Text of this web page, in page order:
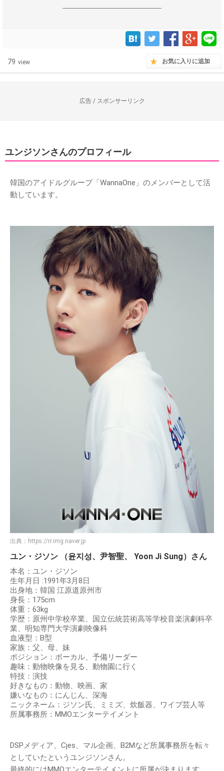
------------------------------------------------------------------
79 view お気に入りに追加
広告 / スポンサーリンク
ユンジソンさんのプロフィール
韓国のアイドルグループ「WannaOne」のメンバーとして活
動しています。
出典： https://rr.img.naver.jp
ユン・ジソン （윤지성、尹智聖、 Yoon Ji Sung）さん
本名：ユン・ジソン
生年月日 :1991年3月8日
出身地：韓国 江原道原州市
身長：175cm
体重：63kg
学歴：原州中学校卒業、国立伝統芸術高等学校音楽演劇科卒
業、明知専門大学演劇映像科
血液型：B型
家族：父、母、妹
ポジション：ボーカル、予備リーダー
趣味：動物映像を見る、動物園に行く
特技：演技
好きなもの：動物、映画、家
嫌いなもの：にんじん、深海
ニックネーム：ジソン氏、ミミズ、炊飯器、ワイプ芸人等
所属事務所：MMOエンターテイメント
DSPメディア、Cjes、マル企画、B2Mなど所属事務所を転々
としていたというユンジソンさん。